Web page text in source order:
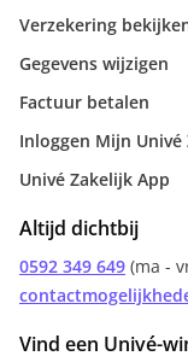
Verzekering
Gegevens wijzigen
Factuur betalen
Inloggen Mijn Univé
Univé Zakelijk App
Altijd dichtbij
0592 349 649 (ma -
Vind een Univé-